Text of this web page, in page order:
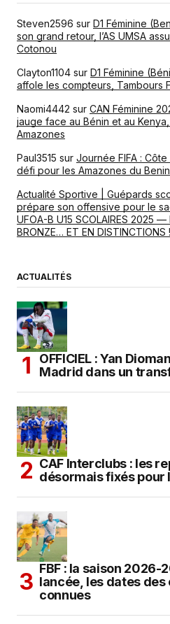
Steven2596 sur D1 Féminine
son grand retour, l’AS UMSA
Cotonou
Clayton1104 sur D1 Féminine
affole les compteurs, Tambours
Naomi4442 sur CAN Féminine
jauge face au Bénin et au
Amazones
Paul3515 sur Journée FIFA :
défi pour les Amazones du Benin
Actualité Sportive | Guépards
prépare son offensive pour le
UFOA-B U15 SCOLAIRES 2025 —
BRONZE… ET EN DISTINCTIONS !
ACTUALITÉS
OFFICIEL : Yan
Madrid dans un
CAF Interclubs : les
désormais fixés
FBF : la saison
lancée, les dates
connues